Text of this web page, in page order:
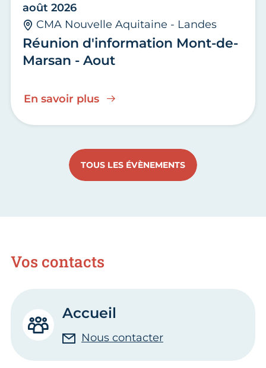
Réunion d'information Mont-de-
Marsan - Aout
août 2026
CMA Nouvelle Aquitaine - Landes
En savoir plus
TOUS LES ÉVÈNEMENTS
Vos contacts
Accueil
Nous contacter